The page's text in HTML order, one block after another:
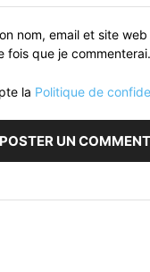
nom, email et site
fois que je commenterai.
la Politique de